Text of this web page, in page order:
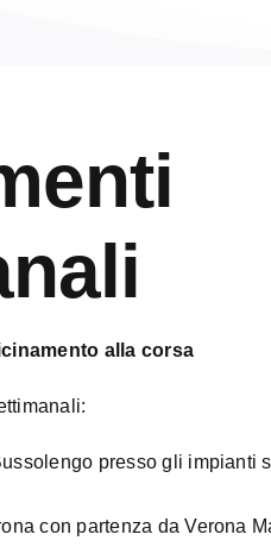
alla corsa
presso gli impianti
con partenza da Verona